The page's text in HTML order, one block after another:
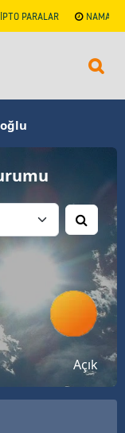
PARALAR NAMAZ
Açık